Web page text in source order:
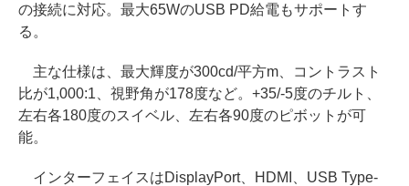
の接続に対応。最大65WのUSB PD給電もサポートす
る。
主な仕様は、最大輝度が300cd/平方m、コントラスト
比が1,000:1、視野角が178度など。+35/-5度のチルト、
左右各180度のスイベル、左右各90度のピボットが可
能。
インターフェイスはDisplayPort、HDMI、USB Type-